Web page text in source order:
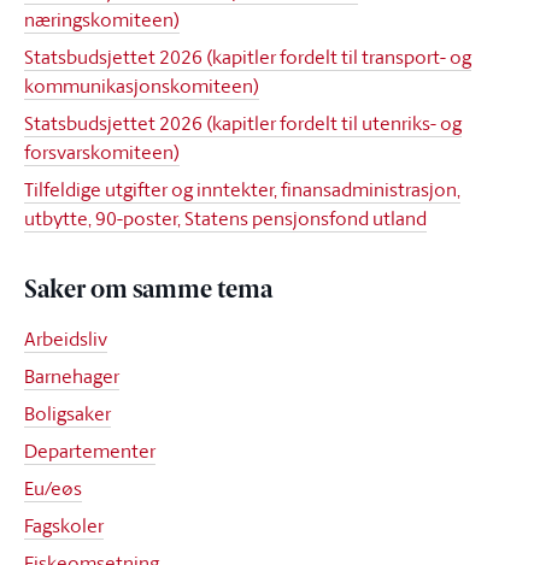
næringskomiteen)
Statsbudsjettet 2026 (kapitler fordelt til transport- og
kommunikasjonskomiteen)
Statsbudsjettet 2026 (kapitler fordelt til utenriks- og
forsvarskomiteen)
Tilfeldige utgifter og inntekter, finansadministrasjon,
utbytte, 90-poster, Statens pensjonsfond utland
Saker om samme tema
Arbeidsliv
Barnehager
Boligsaker
Departementer
Eu/eøs
Fagskoler